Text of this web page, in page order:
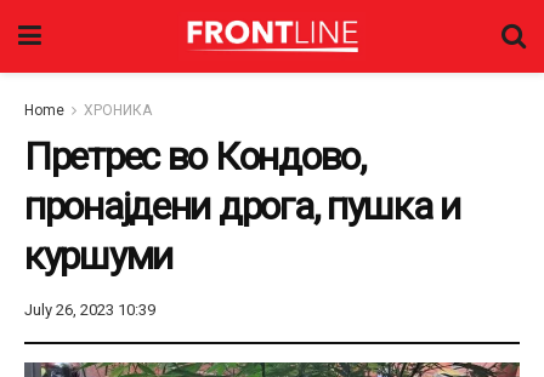
Home ХРОНИКА
Претрес во Кондово,
пронајдени дрога, пушка и
куршуми
July 26, 2023 10:39